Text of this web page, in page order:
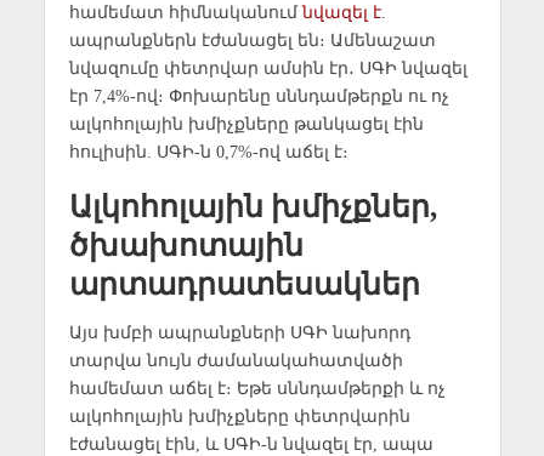
համեմատ հիմնականումնվազել է.
ապրանքներն էժանացել են։ Ամենաշատ
նվազումը փետրվար ամսին էր․ ՍԳԻ նվազել
էր 7,4%-ով։ Փոխարենը սննդամթերքն ու ոչ
ալկոհոլային խմիչքները թանկացել էին
հուլիսին. ՍԳԻ-ն 0,7%-ով աճել է։
Ալկոհոլային խմիչքներ,
ծխախոտային
արտադրատեսակներ
Այս խմբի ապրանքների ՍԳԻ նախորդ
տարվա նույն ժամանակահատվածի
համեմատ աճել է։ Եթե սննդամթերքի և ոչ
ալկոհոլային խմիչքները փետրվարին
էժանացել էին, և ՍԳԻ-ն նվազել էր, ապա